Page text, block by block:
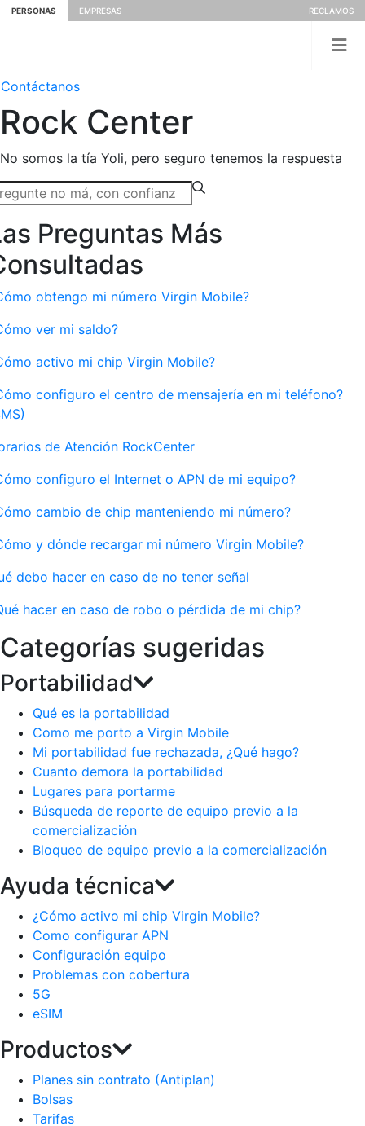
PERSONAS EMPRESAS RECLAMOS
Contáctanos
Rock Center
No somos la tía Yoli, pero seguro tenemos la respuesta
Preguntas Más
obtengo mi número Virgin Mobile?
ver mi saldo?
activo mi chip Virgin Mobile?
configuro el centro de mensajería en mi teléfono?
de Atención RockCenter
configuro el Internet o APN de mi equipo?
cambio de chip manteniendo mi número?
y dónde recargar mi número Virgin Mobile?
debo hacer en caso de no tener señal
hacer en caso de robo o pérdida de mi chip?
Categorías sugeridas
Portabilidad
Qué es la portabilidad
Como me porto a Virgin Mobile
Mi portabilidad fue rechazada, ¿Qué hago?
Cuanto demora la portabilidad
Lugares para portarme
Búsqueda de reporte de equipo previo a la
comercialización
Bloqueo de equipo previo a la comercialización
Ayuda técnica
¿Cómo activo mi chip Virgin Mobile?
Como configurar APN
Configuración equipo
Problemas con cobertura
5G
eSIM
Productos
Planes sin contrato (Antiplan)
Bolsas
Tarifas